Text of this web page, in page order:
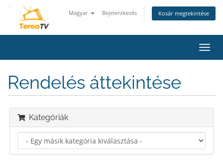
Magyar Bejelentkezés Kosár megtekintése
a
Rendelés áttekintése
Kategóriák